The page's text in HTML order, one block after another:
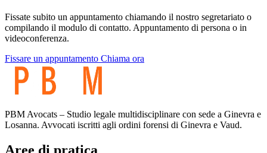
Fissate subito un appuntamento chiamando il nostro segretariato o
compilando il modulo di contatto. Appuntamento di persona o in
videoconferenza.
Fissare un appuntamento Chiama ora
PBM Avocats – Studio legale multidisciplinare con sede a Ginevra e
Losanna. Avvocati iscritti agli ordini forensi di Ginevra e Vaud.
Aree di pratica